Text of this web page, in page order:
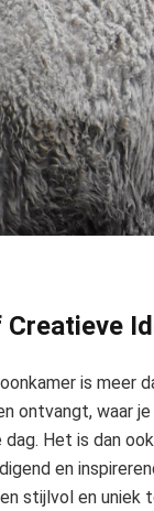
is meer
ontvangt, waar
dag. Het is dan
en
stijlvol en uniek